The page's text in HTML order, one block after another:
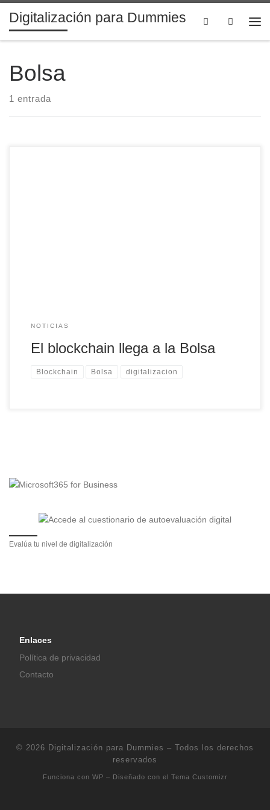
Saltar al contenido
Digitalización para Dummies
Search
Bolsa
1 entrada
NOTICIAS
El blockchain llega a la Bolsa
Blockchain Bolsa digitalizacion
Evalúa tu nivel de digitalización
Enlaces
Política de privacidad
Contacto
© 2026 Digitalización para Dummies – Todos los derechos
reservados
Funciona con WP – Diseñado con el Tema Customizr